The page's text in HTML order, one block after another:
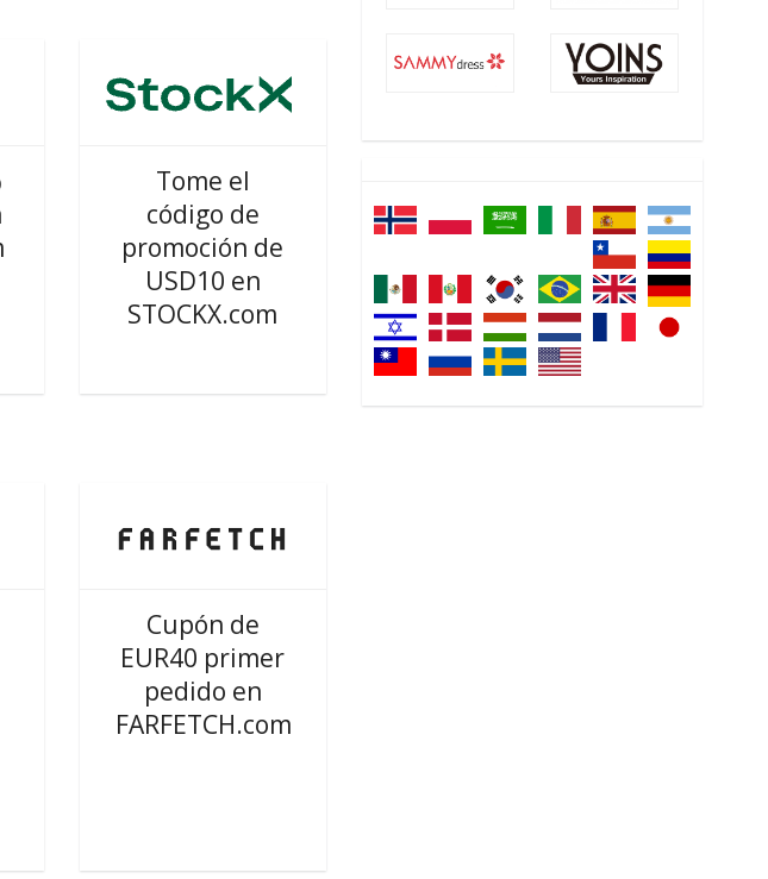
Tome el
código de
promoción de
USD10 en
STOCKX.com
Cupón de
EUR40 primer
pedido en
FARFETCH.com